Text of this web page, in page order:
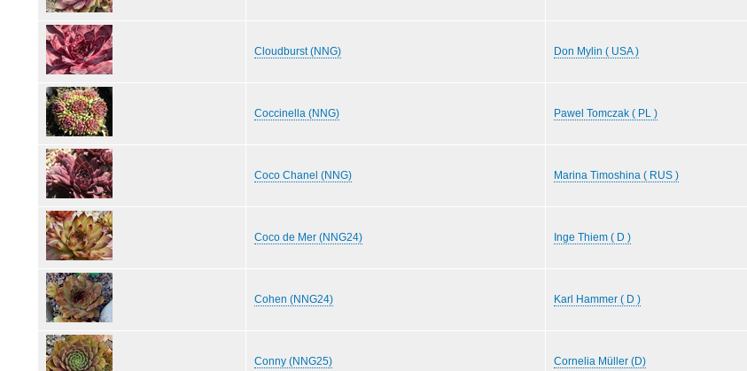
Cloudburst (NNG) Don Mylin ( USA )
Coccinella (NNG) Pawel Tomczak ( PL )
Coco Chanel (NNG) Marina Timoshina ( RUS )
Coco de Mer (NNG24) Inge Thiem ( D )
Cohen (NNG24) Karl Hammer ( D )
Conny (NNG25) Cornelia Müller (D)